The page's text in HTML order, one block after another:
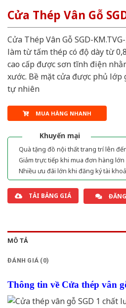
Cửa Thép Vân Gỗ
Cửa Thép Vân Gỗ SGD-
làm từ tấm thép có độ dày từ
cao cấp được sơn tĩnh điện
xước. Bề mặt cửa được phủ lớp
tự nhiên
MUA HÀNG NHANH
Khuyến mại
Quà tặng đồ nội thất trang trí lên
Giảm trực tiếp khi mua đơn hàng
Nhiều ưu đãi lớn khi đăng ký tài
TẢI BẢNG GIÁ
MÔ TẢ
ĐÁNH GIÁ (0)
Thông tin về Cửa thép vân